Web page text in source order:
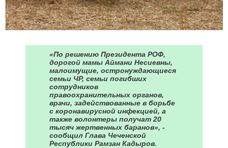
«По решению Президента РОФ,
дорогой мамы Аймани Несиевны,
малоимущие, остронуждающиеся
семьи ЧР, семьи погибших
сотрудников
правоохранительных органов,
врачи, задействованные в борьбе
с коронавирусной инфекцией, а
также волонтеры получат 20
тысяч жертвенных баранов», -
сообщил Глава Чеченской
Республики Рамзан Кадыров.